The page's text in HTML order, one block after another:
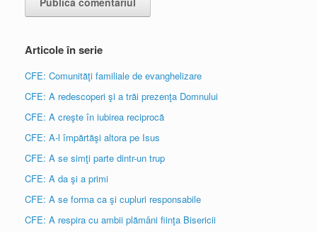
Articole în serie
CFE: Comunităţi familiale de evanghelizare
CFE: A redescoperi şi a trăi prezenţa Domnului
CFE: A creşte în iubirea reciprocă
CFE: A-l împărtăşi altora pe Isus
CFE: A se simţi parte dintr-un trup
CFE: A da şi a primi
CFE: A se forma ca şi cupluri responsabile
CFE: A respira cu ambii plămâni fiinţa Bisericii